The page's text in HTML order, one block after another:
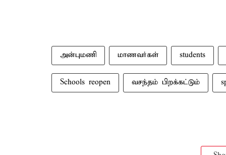
அன்புமணி மாணவர்கள் students
Schools reopen வசந்தம் பிறக்கட்டும்